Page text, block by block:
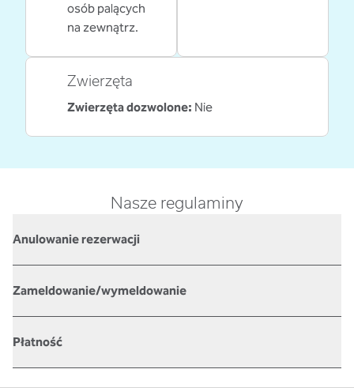
osób palących
na zewnątrz.
Zwierzęta
Zwierzęta dozwolone: Nie
Nasze regulaminy
Anulowanie rezerwacji
Zameldowanie/wymeldowanie
Płatność